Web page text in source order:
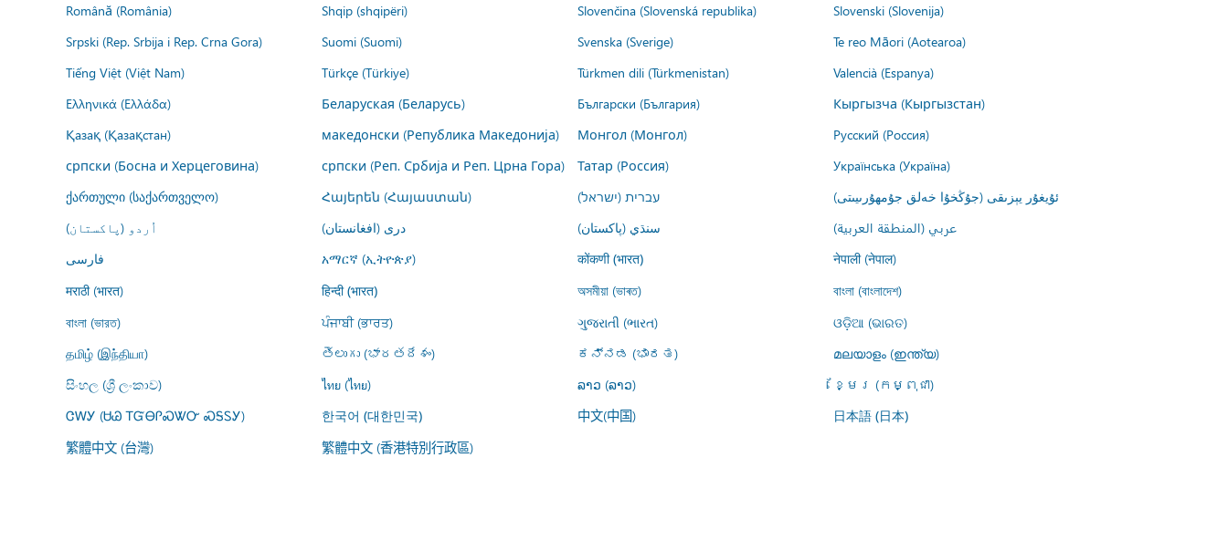
Română (România)
Shqip (shqipëri) Slovenčina (Slovenská republika)
Slovenski (Slovenija)
Srpski (Rep. Srbija i Rep. Crna Gora)
Suomi (Suomi) Svenska (Sverige)
Te reo Māori (Aotearoa)
Tiếng Việt (Việt Nam)
Türkçe (Türkiye) Türkmen dili (Türkmenistan)
Valencià (Espanya)
Ελληνικά (Ελλάδα)
Беларуская (Беларусь) Български (България)
Кыргызча (Кыргызстан)
Қазақ (Қазақстан)
македонски (Република Македонија) Монгол (Монгол)
Русский (Россия)
српски (Босна и Херцеговина)
српски (Реп. Србија и Реп. Црна Гора) Татар (Россия)
Українська (Україна)
ქართული (საქართველო)
Հայերեն (Հայաստան) עברית (ישראל)
ئۇيغۇر يېزىقى (جۇڭخۇا خەلق جۇمھۇرىيىتى)
اُردو (پاکستان)
درى (افغانستان) سنڌي (پاکستان)
عربي (المنطقة العربية)
فارسى
አማርኛ (ኢትዮጵያ) कोंकणी (भारत)
नेपाली (नेपाल)
मराठी (भारत)
हिन्दी (भारत) অসমীয়া (ভাৰত)
বাংলা (বাংলাদেশ)
বাংলা (ভারত)
ਪੰਜਾਬੀ (ਭਾਰਤ) ગુજરાતી (ભારત)
ଓଡ଼ିଆ (ଭାରତ)
தமிழ் (இந்தியா)
తెలుగు (భారతదేశం) ಕನ್ನಡ (ಭಾರತ)
മലയാളം (ഇന്ത്യ)
සිංහල (ශ්‍රී ලංකාව)
ไทย (ไทย) ລາວ (ລາວ)
ខ្មែរ (កម្ពុជា)
ᏣᎳᎩ (ᏌᏊ ᎢᏳᎾᎵᏍᏔᏅ ᏍᎦᏚᎩ)
한국어 (대한민국) 中文(中国) 日本語 (日本)
繁體中文 (台灣) 繁體中文 (香港特別行政區)